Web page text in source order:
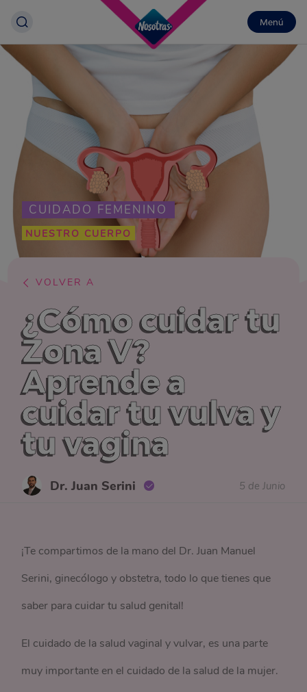
Menú
CUIDADO FEMENINO
NUESTRO CUERPO
VOLVER A
¿Cómo cuidar tu
Zona V?
Aprende a
cuidar tu vulva y
tu vagina
Dr. Juan Serini 5 de Junio
¡Te compartimos de la mano del Dr. Juan Manuel
Serini, ginecólogo y obstetra, todo lo que tienes que
saber para cuidar tu salud genital!
El cuidado de la salud vaginal y vulvar, es una parte
muy importante en el cuidado de la salud de la mujer.